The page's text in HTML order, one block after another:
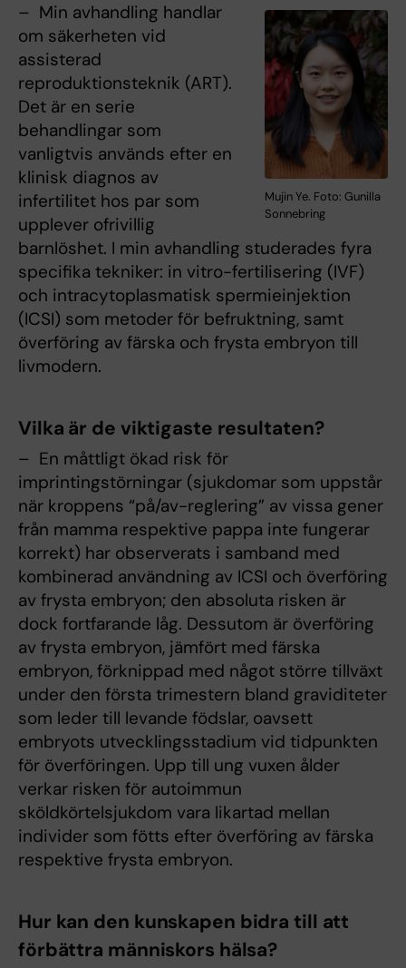
Mujin Ye. Foto: Gunilla
Sonnebring
– Min avhandling handlar
om säkerheten vid
assisterad
reproduktionsteknik (ART).
Det är en serie
behandlingar som
vanligtvis används efter en
klinisk diagnos av
infertilitet hos par som
upplever ofrivillig
barnlöshet. I min avhandling studerades fyra
specifika tekniker: in vitro-fertilisering (IVF)
och intracytoplasmatisk spermieinjektion
(ICSI) som metoder för befruktning, samt
överföring av färska och frysta embryon till
livmodern.
Vilka är de viktigaste resultaten?
– En måttligt ökad risk för
imprintingstörningar (sjukdomar som uppstår
när kroppens “på/av-reglering” av vissa gener
från mamma respektive pappa inte fungerar
korrekt) har observerats i samband med
kombinerad användning av ICSI och överföring
av frysta embryon; den absoluta risken är
dock fortfarande låg. Dessutom är överföring
av frysta embryon, jämfört med färska
embryon, förknippad med något större tillväxt
under den första trimestern bland graviditeter
som leder till levande födslar, oavsett
embryots utvecklingsstadium vid tidpunkten
för överföringen. Upp till ung vuxen ålder
verkar risken för autoimmun
sköldkörtelsjukdom vara likartad mellan
individer som fötts efter överföring av färska
respektive frysta embryon.
Hur kan den kunskapen bidra till att
förbättra människors hälsa?